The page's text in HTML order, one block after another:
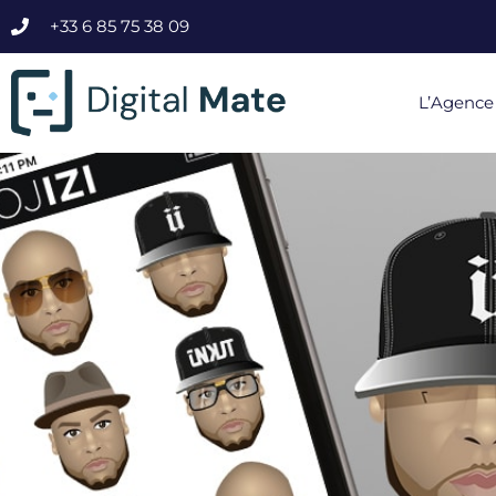
+33 6 85 75 38 09
L’Agence